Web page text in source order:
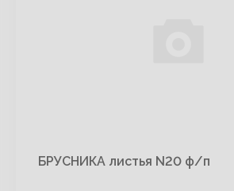
БРУСНИКА листья N20 ф/п